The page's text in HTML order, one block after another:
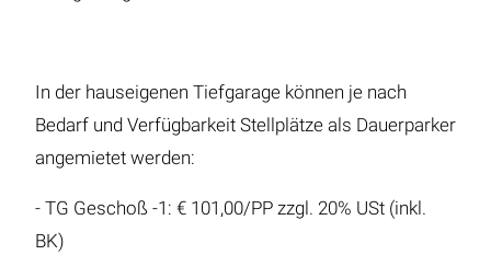
In der hauseigenen Tiefgarage können je nach
Bedarf und Verfügbarkeit Stellplätze als Dauerparker
angemietet werden:
- TG Geschoß -1: € 101,00/PP zzgl. 20% USt (inkl.
BK)